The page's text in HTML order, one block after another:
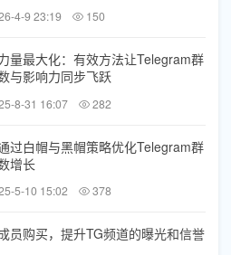
4-9 23:19 150
量最大化：有效方法让Telegram群
与影响力同步飞跃
8-31 16:07 282
过白帽与黑帽策略优化Telegram群
增长
5-10 15:02 378
员购买，提升TG频道的曝光和信誉